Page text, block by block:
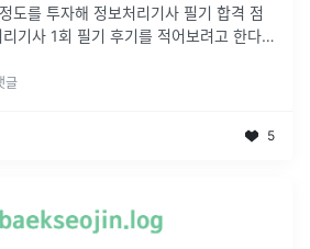
도를 투자해 정보처리기사 필기 합격 점
기사 1회 필기 후기를 적어보려고 한다.
글
5